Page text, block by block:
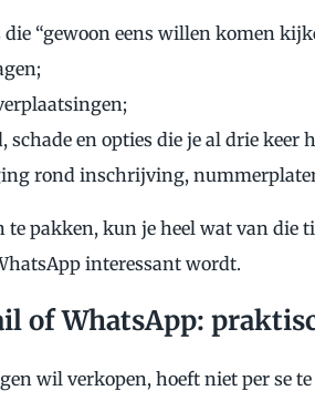
“gewoon eens willen komen
schade en opties die je al drie keer
rond inschrijving,
te pakken, kun je heel wat van die
interessant wordt.
of WhatsApp:
wil verkopen, hoeft niet per se